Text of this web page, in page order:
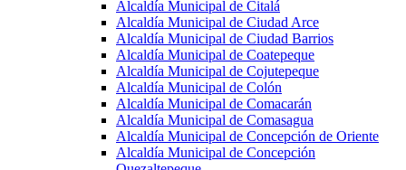
Alcaldía Municipal de Citalá
Alcaldía Municipal de Ciudad Arce
Alcaldía Municipal de Ciudad Barrios
Alcaldía Municipal de Coatepeque
Alcaldía Municipal de Cojutepeque
Alcaldía Municipal de Colón
Alcaldía Municipal de Comacarán
Alcaldía Municipal de Comasagua
Alcaldía Municipal de Concepción de Oriente
Alcaldía Municipal de Concepción